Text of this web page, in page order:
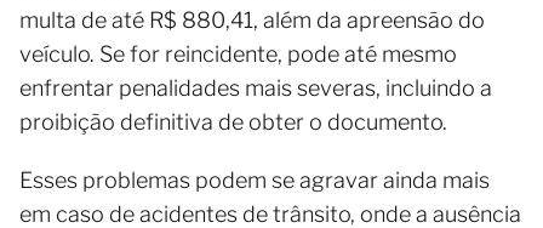
multa de até R$ 880,41, além da apreensão do
veículo. Se for reincidente, pode até mesmo
enfrentar penalidades mais severas, incluindo a
proibição definitiva de obter o documento.
Esses problemas podem se agravar ainda mais
em caso de acidentes de trânsito, onde a ausência